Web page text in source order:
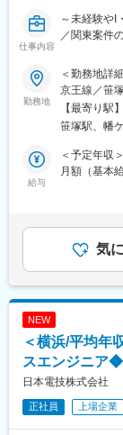
・消防届出
・消防署と
■担当案件：
・案件は都
ません。
・現場終了
きる日が多
・土日出勤
・ごく稀に
建物内の事
事（増設・
所轄消防署
トとして、
1982年設立
創立以来、
けてきまし
変更の範囲
仕事内容
～未経験やI
／関東案件
＼消防設備
スプリンク
ー、避難は
建物を火災
■業務内容
オフィスビ
を守る仕事
人命を守る
点検結果を
ため未経験
（3）修繕・
不具合箇所
します。
勤務地
＜勤務地詳
京王線／笹
【最寄り駅】
笹塚駅、幡
給与
＜予定年収
月額（基本
賞与：年2
り、選考を
気
NEW
＜横浜/平均年
スエンジニア
日本電技株式会社
正社員 上場企業